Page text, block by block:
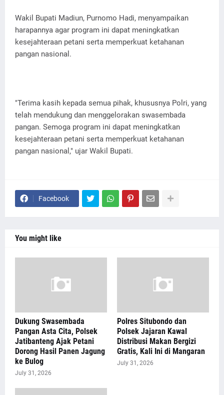
Wakil Bupati Madiun, Purnomo Hadi, menyampaikan
harapannya agar program ini dapat meningkatkan
kesejahteraan petani serta memperkuat ketahanan
pangan nasional.
"Terima kasih kepada semua pihak, khususnya Polri, yang
telah mendukung dan menggelorakan swasembada
pangan. Semoga program ini dapat meningkatkan
kesejahteraan petani serta memperkuat ketahanan
pangan nasional," ujar Wakil Bupati.
Facebook
You might like
Dukung Swasembada
Pangan Asta Cita, Polsek
Jatibanteng Ajak Petani
Dorong Hasil Panen Jagung
ke Bulog
July 31, 2026
Polres Situbondo dan
Polsek Jajaran Kawal
Distribusi Makan Bergizi
Gratis, Kali Ini di Mangaran
July 31, 2026